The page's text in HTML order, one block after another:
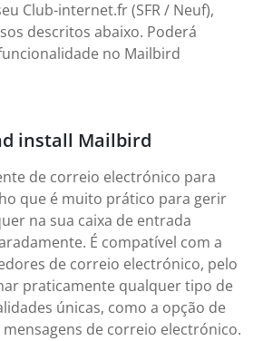
Club-internet.fr (SFR / Neuf),
descritos abaixo. Poderá
no Mailbird
install Mailbird
de correio electrónico para
que é muito prático para gerir
na sua caixa de entrada
É compatível com a
de correio electrónico, pelo
praticamente qualquer tipo de
únicas, como a opção de
de correio electrónico.